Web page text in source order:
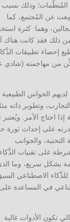
المُنظَّمات؛ وذلك بسبب
عن المُجتمع، كما
وهما: كثرة
(إبراهيم محمد حسن عجام، 2018، ص 89). وعلى الرغم من ذلك فقد كانت
إحصاء تطبيقات
من مهاجمته (شادي
الحواس الطبيعية
وتطوير ذاته
احتاج الأمر. ويُعتبر
على إحداث ثورة
التحتية، والجوانب
على تقنيات الذَّكاء
بشكل سريع، وما
الاصطناعي
في المساعدة على
تكون الأدوات غالية